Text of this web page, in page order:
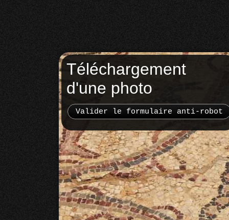
Téléchargement
d'une photo